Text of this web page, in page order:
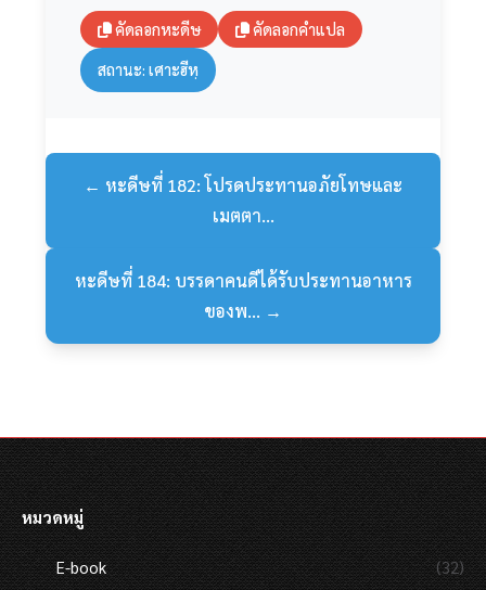
คัดลอกหะดีษ คัดลอกคำแปล
สถานะ: เศาะฮีหฺ
← หะดีษที่ 182: โปรดประทานอภัยโทษและ
เมตตา...
หะดีษที่ 184: บรรดาคนดีได้รับประทานอาหาร
ของพ... →
หมวดหมู่
E-book
(32)